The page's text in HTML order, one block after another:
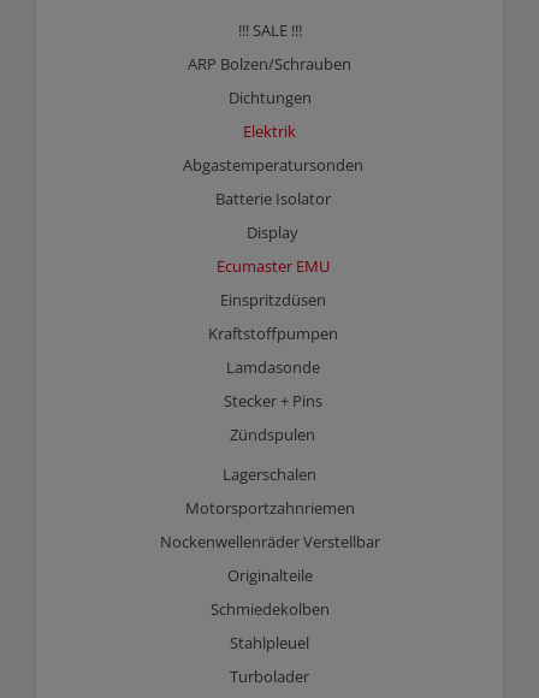
!!! SALE !!!
ARP Bolzen/Schrauben
Dichtungen
Elektrik
Abgastemperatursonden
Batterie Isolator
Display
Ecumaster EMU
Einspritzdüsen
Kraftstoffpumpen
Lamdasonde
Stecker + Pins
Zündspulen
Lagerschalen
Motorsportzahnriemen
Nockenwellenräder Verstellbar
Originalteile
Schmiedekolben
Stahlpleuel
Turbolader